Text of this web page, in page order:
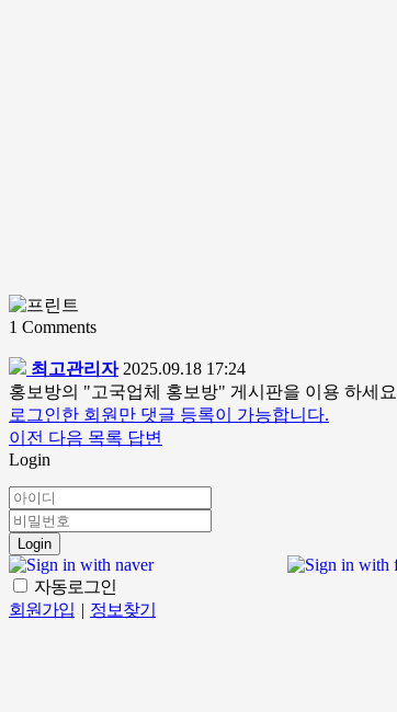
1 Comments
최고관리자 2025.09.18 17:24
홍보방의 "고국업체 홍보방" 게시판을 이용 하세요
로그인한 회원만 댓글 등록이 가능합니다.
이전 다음 목록 답변
Login
Login
자동로그인
회원가입 | 정보찾기